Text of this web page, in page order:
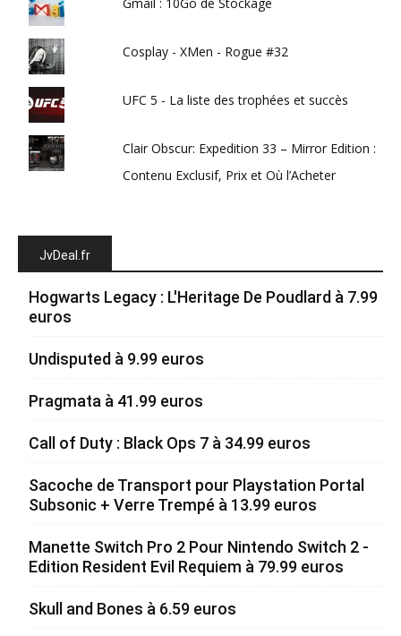
Cosplay - XMen - Rogue #32
UFC 5 - La liste des trophées et succès
Clair Obscur: Expedition 33 – Mirror Edition :
Contenu Exclusif, Prix et Où l’Acheter
JvDeal.fr
Hogwarts Legacy : L'Heritage De Poudlard à 7.99
euros
Undisputed à 9.99 euros
Pragmata à 41.99 euros
Call of Duty : Black Ops 7 à 34.99 euros
Sacoche de Transport pour Playstation Portal
Subsonic + Verre Trempé à 13.99 euros
Manette Switch Pro 2 Pour Nintendo Switch 2 -
Edition Resident Evil Requiem à 79.99 euros
Skull and Bones à 6.59 euros